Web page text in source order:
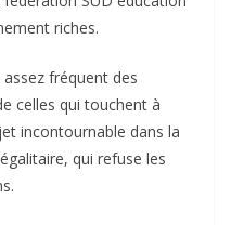
riches.
fréquent des
celles qui touchent à
incontournable dans la
qui refuse les